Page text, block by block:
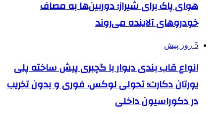
هوای پاک برای شیراز؛ دوربین‌ها به مصاف
خودروهای آلاینده می‌روند
5 روز پیش
انواع قاب بندی دیوار با گچبری پیش ساخته پلی
یورتان دکارت؛ تحولی لوکس، فوری و بدون تخریب
در دکوراسیون داخلی